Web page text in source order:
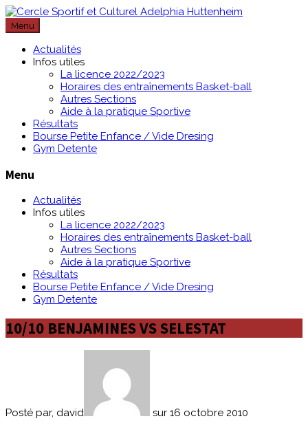
Passer
au
contenu
Menu
Actualités
Infos utiles
La licence 2022/2023
Horaires des entraînements Basket-ball
Autres Sections
Aide à la pratique Sportive
Résultats
Bourse Petite Enfance / Vide Dresing
Gym Detente
Menu
Actualités
Infos utiles
La licence 2022/2023
Horaires des entraînements Basket-ball
Autres Sections
Aide à la pratique Sportive
Résultats
Bourse Petite Enfance / Vide Dresing
Gym Detente
10/10 BENJAMINES VS SELESTAT
Posté par, david
sur 16 octobre 2010